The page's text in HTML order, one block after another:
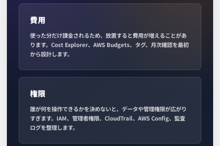
費用
使った分だけ課金されるため、放置すると費用が増えることがあ
ります。Cost Explorer、AWS Budgets、タグ、月次確認を最初
から設計します。
権限
誰が何を操作できるかを決めないと、データや管理権限が広がり
すぎます。IAM、管理者権限、CloudTrail、AWS Config、監査
ログを整理します。